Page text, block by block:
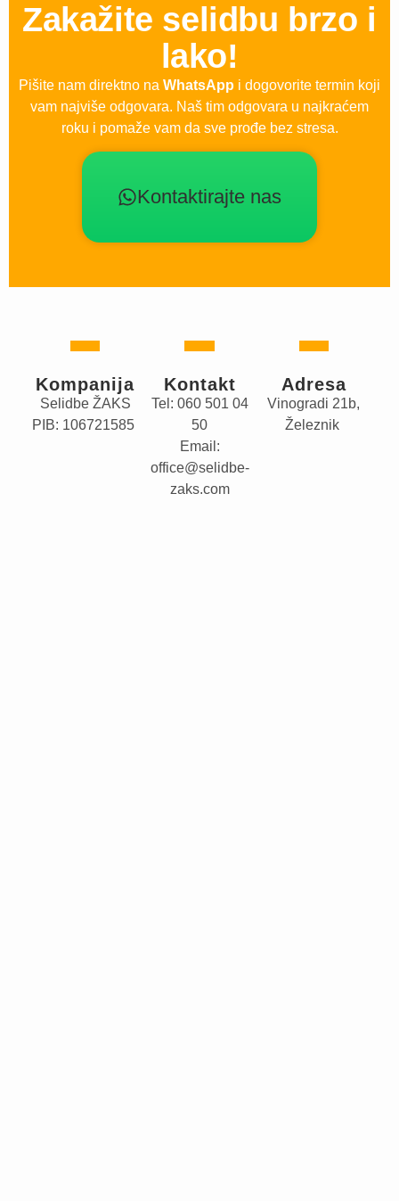
Zakažite selidbu brzo i
lako!
Pišite nam direktno na WhatsApp i dogovorite termin koji
vam najviše odgovara. Naš tim odgovara u najkraćem
roku i pomaže vam da sve prođe bez stresa.
Kontaktirajte nas
Kompanija
Selidbe ŽAKS
PIB: 106721585
Kontakt
Tel: 060 501 04
50
Email:
office@selidbe-
zaks.com
Adresa
Vinogradi 21b,
Železnik